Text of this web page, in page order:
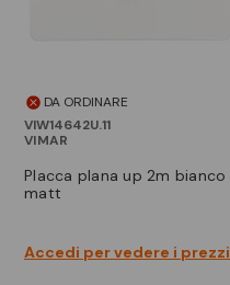
DA ORDINARE
VIW14642U.11
VIMAR
placca plana up 2m bianco
matt
Accedi per vedere i prezzi